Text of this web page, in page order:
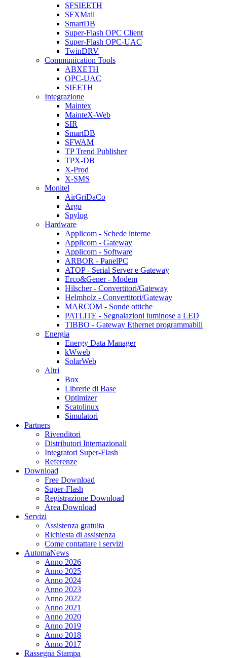
SFSIEETH
SFXMail
SmartDB
Super-Flash OPC Client
Super-Flash OPC-UAC
TwinDRV
Communication Tools
ABXETH
OPC-UAC
SIEETH
Integrazione
Maintex
MainteX-Web
SIR
SmartDB
SFWAM
TP Trend Publisher
TPX-DB
X-Prod
X-SMS
Monitel
AirGriDaCo
Argo
Spylog
Hardware
Applicom - Schede interne
Applicom - Gateway
Applicom - Software
ARBOR - PanelPC
ATOP - Serial Server e Gateway
Erco&Gener - Modem
Hilscher - Convertitori/Gateway
Helmholz - Convertitori/Gateway
MARCOM - Sonde ottiche
PATLITE - Segnalazioni luminose a LED
TIBBO - Gateway Ethernet programmabili
Energia
Energy Data Manager
kWweb
SolarWeb
Altri
Box
Librerie di Base
Optimizer
Scatolinux
Simulatori
Partners
Rivenditori
Distributori Internazionali
Integratori Super-Flash
Referenze
Download
Free Download
Super-Flash
Registrazione Download
Area Download
Servizi
Assistenza gratuita
Richiesta di assistenza
Come contattare i servizi
AutomaNews
Anno 2026
Anno 2025
Anno 2024
Anno 2023
Anno 2022
Anno 2021
Anno 2020
Anno 2019
Anno 2018
Anno 2017
Rassegna Stampa